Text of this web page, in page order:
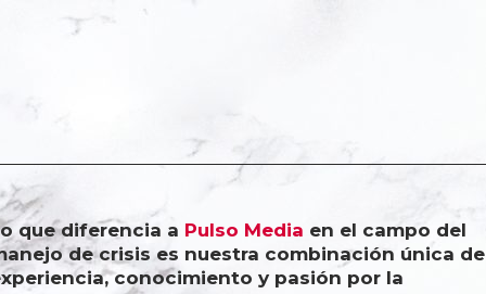
que diferencia a Pulso Media en el campo del
de crisis es nuestra combinación única de
conocimiento y pasión por la